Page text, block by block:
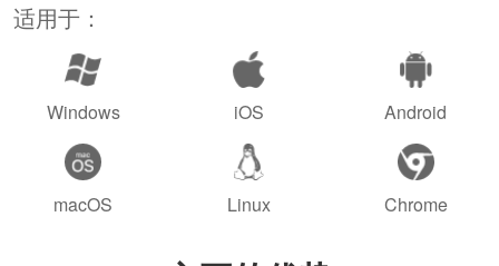
适用于：
Windows iOS Android
macOS Linux Chrome